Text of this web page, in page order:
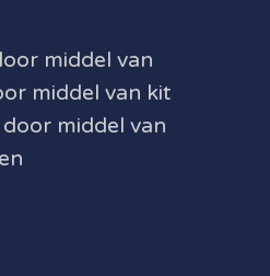
middel van
middel van kit
middel van